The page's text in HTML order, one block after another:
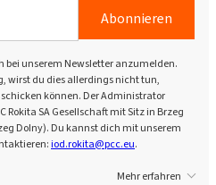
Abonnieren
bei unserem Newsletter anzumelden.
wirst du dies allerdings nicht tun,
können. Der Administrator
Rokita SA Gesellschaft mit Sitz in Brzeg
Dolny). Du kannst dich mit unserem
iod.rokita@pcc.eu.
Mehr erfahren